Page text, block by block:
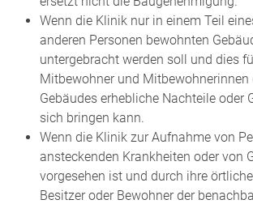
Wenn die Klinik nur in einem Teil
anderen Personen bewohnten
untergebracht werden soll und dies
Mitbewohner und Mitbewohnerinnen
Gebäudes erhebliche Nachteile oder
sich bringen kann.
Wenn die Klinik zur Aufnahme von
ansteckenden Krankheiten oder von
vorgesehen ist und durch ihre
Besitzer oder Bewohner der